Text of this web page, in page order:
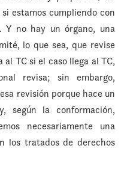
estamos cumpliendo con
Y no hay un órgano, una
lo que sea, que revise
TC si el caso llega al TC,
revisa; sin embargo,
revisión porque hace un
según la conformación,
necesariamente una
los tratados de derechos